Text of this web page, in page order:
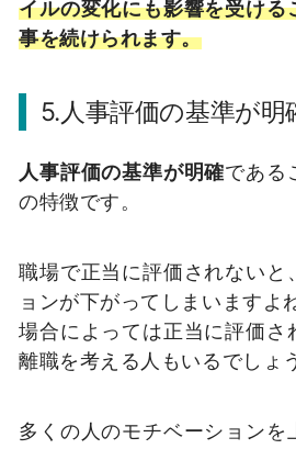
イルの変化にも影響を受ける
事を続けられます。
5.人事評価の基準が明
人事評価の基準が明確である
の特徴です。
職場で正当に評価されないと
ョンが下がってしまいますよ
場合によっては正当に評価さ
離職を考える人もいるでしょ
多くの人のモチベーションを